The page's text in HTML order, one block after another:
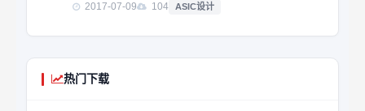
2017-07-09 104 ASIC设计
热门下载